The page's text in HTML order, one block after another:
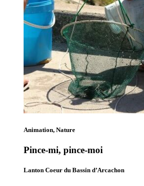
Animation, Nature
Pince-mi, pince-moi
Lanton Coeur du Bassin d’Arcachon